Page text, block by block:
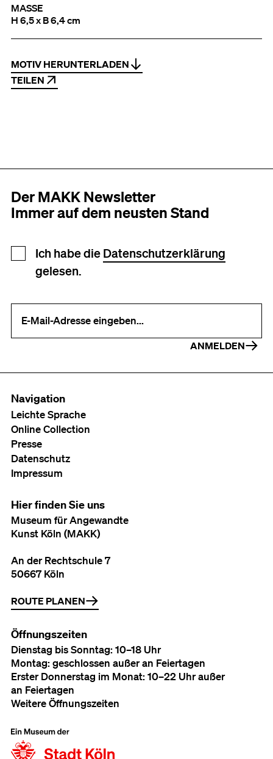
MASSE
H 6,5 x B 6,4 cm
MOTIV HERUNTERLADEN
TEILEN
Der MAKK Newsletter
Immer auf dem neusten Stand
Newsletter Anmeldung
Ich habe die Datenschutzerklärung
gelesen.
ANMELDEN
Navigation
Leichte Sprache
Online Collection
Presse
Datenschutz
Impressum
Hier finden Sie uns
Museum für Angewandte
Kunst Köln (MAKK)
An der Rechtschule 7
50667 Köln
ROUTE PLANEN
Öffnungszeiten
Dienstag bis Sonntag: 10–18 Uhr
Montag: geschlossen außer an Feiertagen
Erster Donnerstag im Monat: 10–22 Uhr außer
an Feiertagen
Weitere Öffnungszeiten